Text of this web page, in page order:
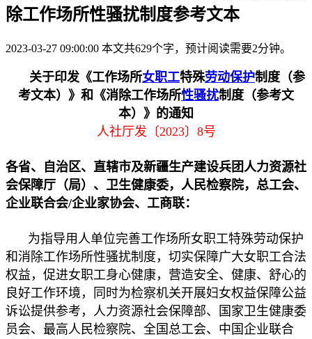
除工作场所性骚扰制度参考文本
2023-03-27 09:00:00 本文共629个字，预计阅读需要2分钟。
关于印发《工作场所女职工特殊劳动保护制度（参
考文本）》和《消除工作场所性骚扰制度（参考文
本）》的通知
人社厅发〔2023〕8号
各省、自治区、直辖市及新疆生产建设兵团人力资源社
会保障厅（局）、卫生健康委，人民检察院，总工会、
企业联合会/企业家协会、工商联：
为指导用人单位完善工作场所女职工特殊劳动保护
和消除工作场所性骚扰制度，切实保障广大女职工合法
权益，促进女职工身心健康，营造安全、健康、舒心的
良好工作环境，同时为检察机关开展妇女权益保障公益
诉讼提供参考，人力资源社会保障部、国家卫生健康委
员会、最高人民检察院、全国总工会、中国企业联合